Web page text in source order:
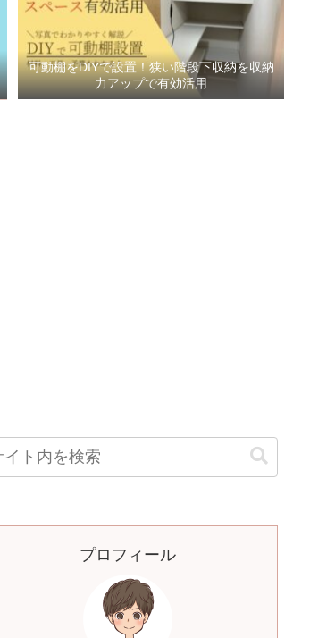
可動棚をDIYで設置！狭い階段下収納を収納
力アップで有効活用
プロフィール